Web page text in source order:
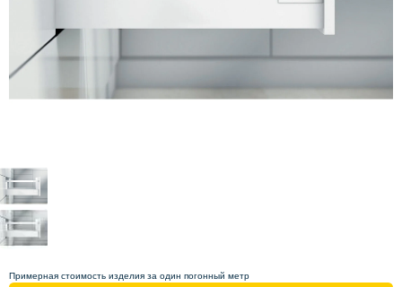
Схема работы
Видеоотзывы
Примерная стоимость изделия за один погонный метр